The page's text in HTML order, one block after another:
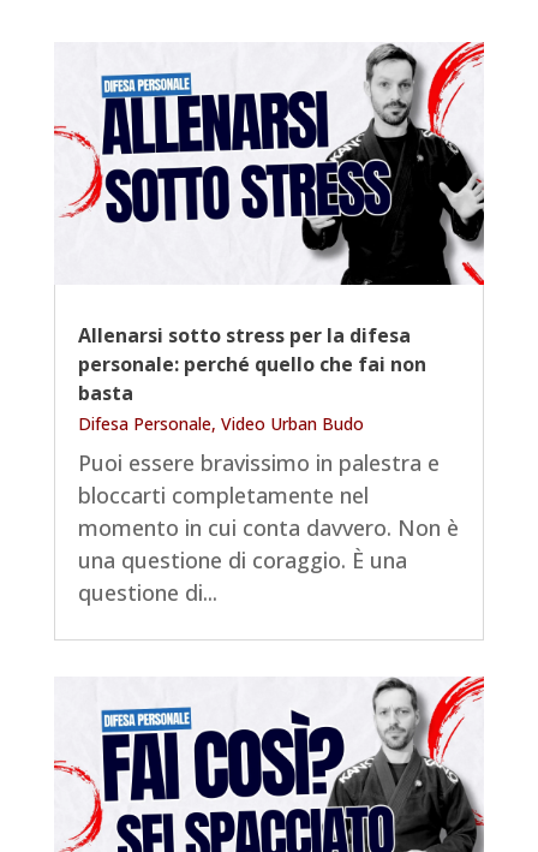
Allenarsi sotto stress per la difesa
personale: perché quello che fai non
basta
Difesa Personale, Video Urban Budo
Puoi essere bravissimo in palestra e
bloccarti completamente nel
momento in cui conta davvero. Non è
una questione di coraggio. È una
questione di...